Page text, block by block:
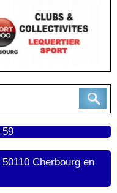
59
Cherbourg en